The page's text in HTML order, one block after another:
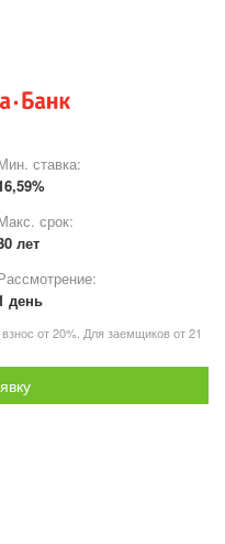
ставка:
срок:
лет
день
от 20%. Для заемщиков от 21